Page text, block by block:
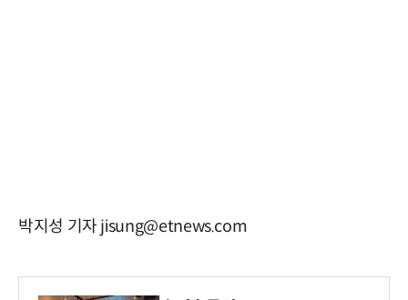
박지성 기자 jisung@etnews.com